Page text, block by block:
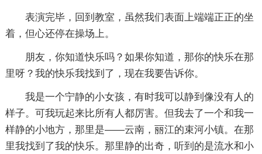
表演完毕，回到教室，虽然我们表面上端端正正的坐
着，但心还停在操场上。
朋友，你知道快乐吗？如果你知道，那你的快乐在那
里呀？我的快乐我找到了，现在我要告诉你。
我是一个宁静的小女孩，有时我可以静到像没有人的
样子。可我玩起来比所有人都厉害。但我去了一个和我一
样静的小地方，那里是——云南，丽江的束河小镇。在那
里我找到了我的快乐。那里静的出奇，听到的是流水和小